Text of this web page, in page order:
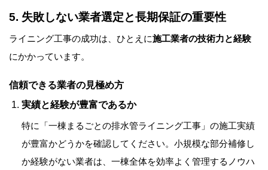
5. 失敗しない業者選定と長期保証の重要性
ライニング工事の成功は、ひとえに施工業者の技術力と経験
にかかっています。
信頼できる業者の見極め方
実績と経験が豊富であるか
特に「一棟まるごとの排水管ライニング工事」の施工実績
が豊富かどうかを確認してください。小規模な部分補修し
か経験がない業者は、一棟全体を効率よく管理するノウハ